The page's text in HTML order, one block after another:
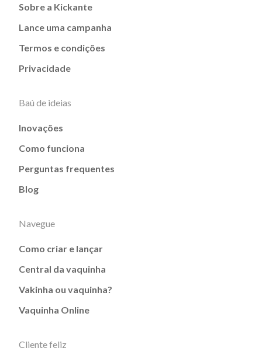
Sobre a Kickante
Lance uma campanha
Termos e condições
Privacidade
Baú de ideias
Inovações
Como funciona
Perguntas frequentes
Blog
Navegue
Como criar e lançar
Central da vaquinha
Vakinha ou vaquinha?
Vaquinha Online
Cliente feliz